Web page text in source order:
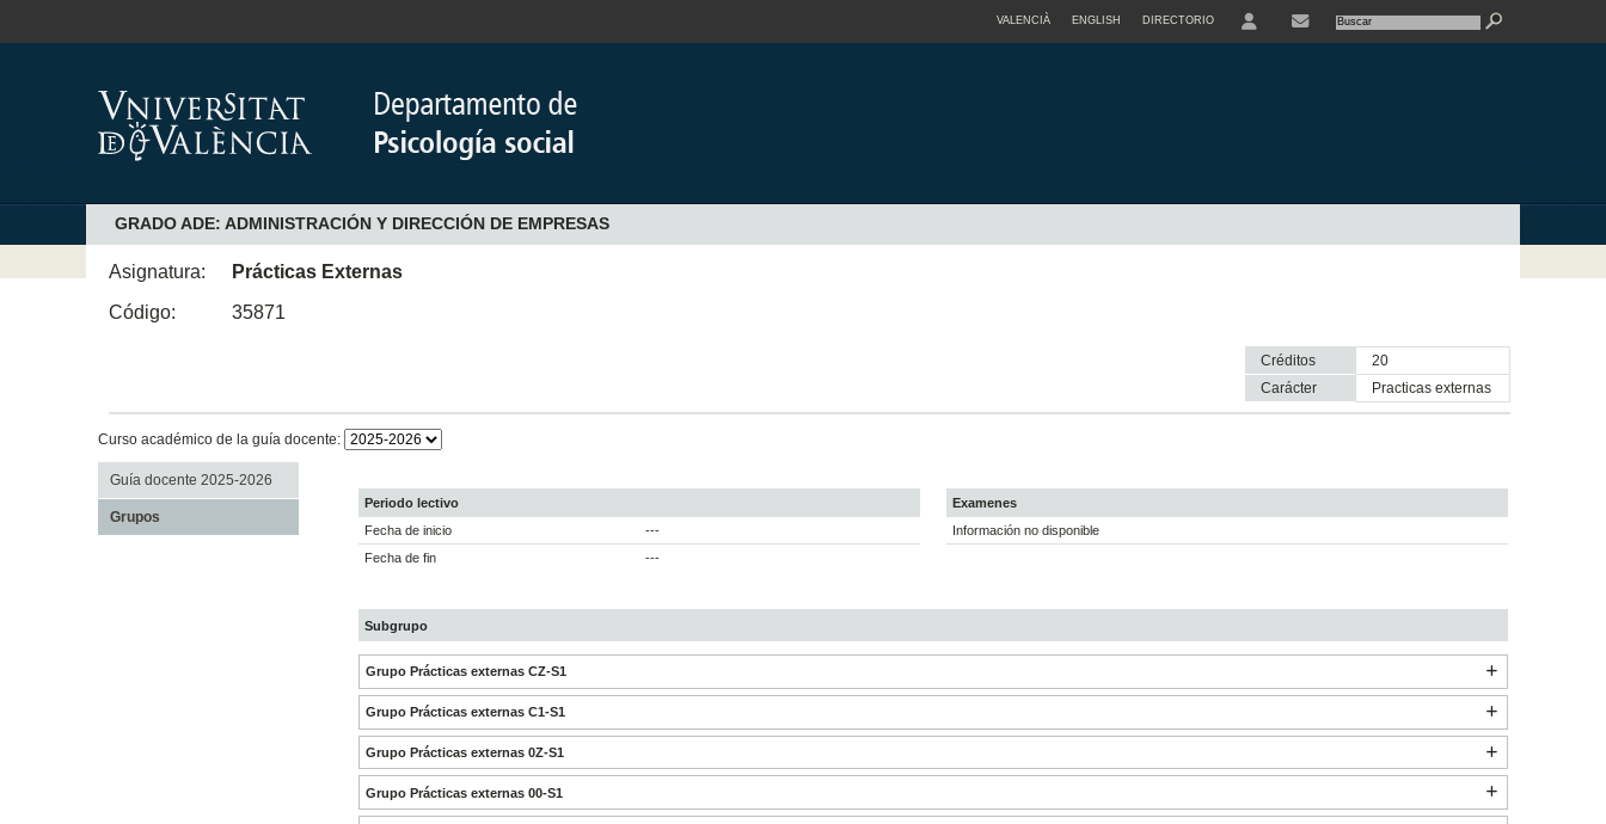
VALENCIÀ ENGLISH DIRECTORIO
GRADO ADE: ADMINISTRACIÓN Y DIRECCIÓN DE EMPRESAS
Asignatura:
Prácticas Externas
Código:
35871
Créditos
20
Carácter
practicas externas
Curso académico de la guía docente:
Guía docente 2025-2026
Grupos
Periodo lectivo
Fecha de inicio
---
Fecha de fin
---
Examenes
Información no disponible
Subgrupo
Grupo Prácticas externas CZ-S1
Grupo Prácticas externas C1-S1
Grupo Prácticas externas 0Z-S1
Grupo Prácticas externas 00-S1